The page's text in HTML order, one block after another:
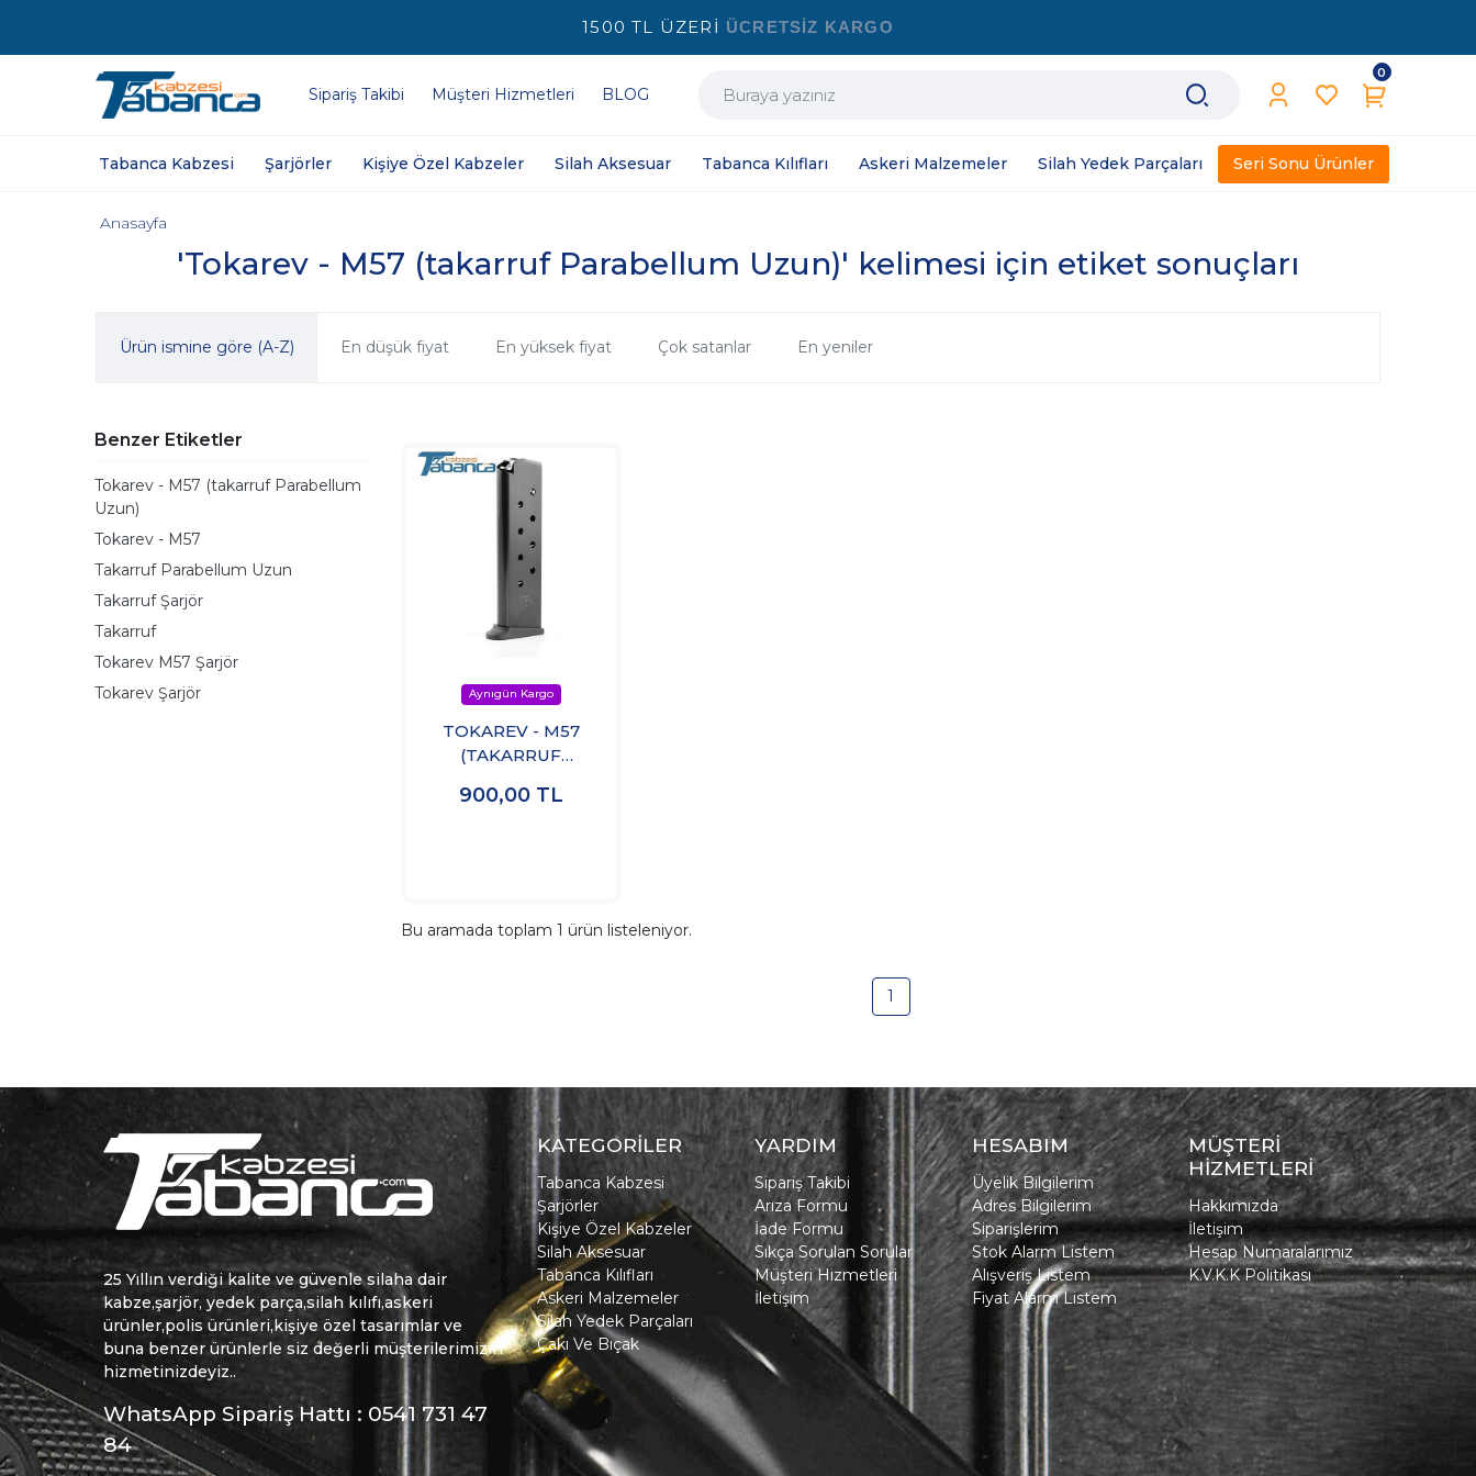
1500 TL ÜZERİ ÜCRETSİZ KARGO
Sipariş Takibi Müşteri Hizmetleri BLOG
0
Tabanca Kabzesi Şarjörler Kişiye Özel Kabzeler Silah Aksesuar Tabanca Kılıfları Askeri Malzemeler Silah Yedek Parçaları Seri Sonu Ürünler
'Tokarev - M57 (takarruf Parabellum Uzun)' kelimesi için etiket sonuçları
Anasayfa
Ürün ismine göre (A-Z) En düşük fiyat En yüksek fiyat Çok satanlar En yeniler
Benzer Etiketler
Tokarev - M57 (takarruf Parabellum
Uzun)
Tokarev - M57
Takarruf Parabellum Uzun
Takarruf Şarjör
Takarruf
Tokarev M57 Şarjör
Tokarev Şarjör
TOKAREV - M57
(TAKARRUF
UZUN) Şarjörü
900,00 TL
Bu aramada toplam 1 ürün listeleniyor.
1
25 Yıllın verdiği kalite ve güvenle silaha dair
kabze,şarjör, yedek parça,silah kılıfı,askeri
ürünler,polis ürünleri,kişiye özel tasarımlar ve
buna benzer ürünlerle siz değerli müşterilerimizin
hizmetinizdeyiz..
WhatsApp Sipariş Hattı : 0541 731 47
84
KATEGORİLER
Tabanca Kabzesi
Şarjörler
Kişiye Özel Kabzeler
Silah Aksesuar
Tabanca Kılıfları
Askeri Malzemeler
Silah Yedek Parçaları
Çakı Ve Bıçak
YARDIM
Sipariş Takibi
Arıza Formu
İade Formu
Sıkça Sorulan Sorular
Müşteri Hizmetleri
İletişim
HESABIM
Üyelik Bilgilerim
Adres Bilgilerim
Siparişlerim
Stok Alarm Listem
Alışveriş Listem
Fiyat Alarm Listem
MÜŞTERİ
HİZMETLERİ
Hakkımızda
İletişim
Hesap Numaralarımız
K.V.K.K Politikası